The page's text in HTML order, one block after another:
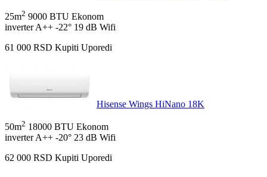
25m2 9000 BTU Ekonom
inverter A++ -22° 19 dB Wifi
61 000 RSD Kupiti Uporedi
Hisense Wings HiNano 18K
50m2 18000 BTU Ekonom
inverter A++ -20° 23 dB Wifi
62 000 RSD Kupiti Uporedi